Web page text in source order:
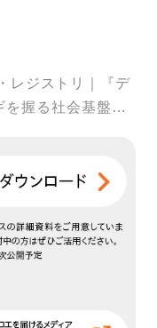
レジストリ｜『デ
を握る社会基盤デ